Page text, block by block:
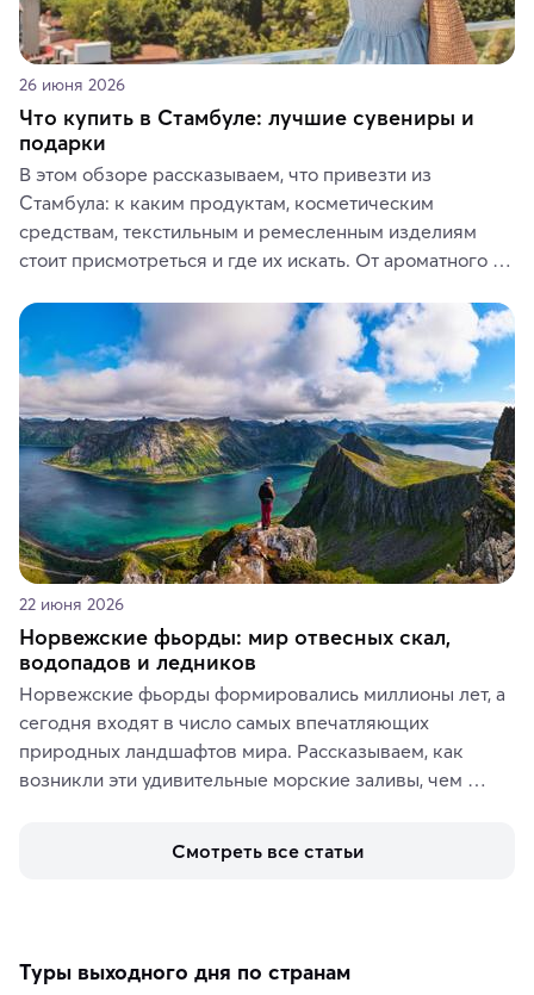
26 июня 2026
Что купить в Стамбуле: лучшие сувениры и
подарки
В этом обзоре рассказываем, что привезти из
Стамбула: к каким продуктам, косметическим
средствам, текстильным и ремесленным изделиям
стоит присмотреться и где их искать. От ароматного
керамики и изделий из кожи на турецких рынках и в
аутентичных лавках — в подарок близким или себе на
память о путешествии.
22 июня 2026
Норвежские фьорды: мир отвесных скал,
водопадов и ледников
Норвежские фьорды формировались миллионы лет, а
сегодня входят в число самых впечатляющих
природных ландшафтов мира. Рассказываем, как
возникли эти удивительные морские заливы, чем
включить в маршрут по Норвегии.
Смотреть все статьи
Туры выходного дня по странам